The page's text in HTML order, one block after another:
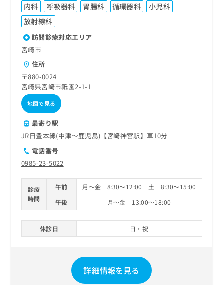
内科 呼吸器科 胃腸科 循環器科
小児科
放射線科
訪問診療対応エリア
宮崎市
住所
〒880-0024
宮崎県宮崎市祇園2-1-1
地図で見る
最寄り駅
JR日豊本線(中津～鹿児島)【宮崎神宮駅】車10分
電話番号
0985-23-5022
診療
時間
午前
月～金 8:30～12:00 土 8:30～15:00
午後
月～金 13:00～18:00
休診日 日・祝
詳細情報を見る